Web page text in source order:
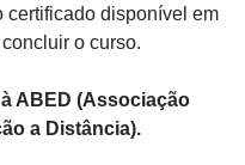
certificado disponível em
o curso.
ABED (Associação
a Distância).